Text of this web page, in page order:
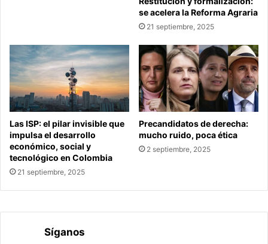
se acelera la Reforma Agraria
21 septiembre, 2025
Las ISP: el pilar invisible que
impulsa el desarrollo
económico, social y
tecnológico en Colombia
21 septiembre, 2025
Precandidatos de derecha:
mucho ruido, poca ética
2 septiembre, 2025
Síganos